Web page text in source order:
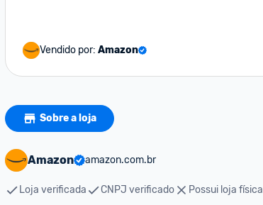
Vendido por: Amazon
Sobre a loja
Amazon amazon.com.br
Loja verificada CNPJ verificado
Possui loja física